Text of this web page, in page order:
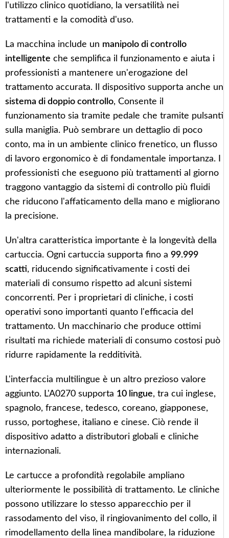
l'utilizzo clinico quotidiano, la versatilità nei
trattamenti e la comodità d'uso.
La macchina include un manipolo di controllo
intelligente che semplifica il funzionamento e aiuta i
professionisti a mantenere un'erogazione del
trattamento accurata. Il dispositivo supporta anche un
sistema di doppio controllo, Consente il
funzionamento sia tramite pedale che tramite pulsanti
sulla maniglia. Può sembrare un dettaglio di poco
conto, ma in un ambiente clinico frenetico, un flusso
di lavoro ergonomico è di fondamentale importanza. I
professionisti che eseguono più trattamenti al giorno
traggono vantaggio da sistemi di controllo più fluidi
che riducono l'affaticamento della mano e migliorano
la precisione.
Un'altra caratteristica importante è la longevità della
cartuccia. Ogni cartuccia supporta fino a 99.999
scatti, riducendo significativamente i costi dei
materiali di consumo rispetto ad alcuni sistemi
concorrenti. Per i proprietari di cliniche, i costi
operativi sono importanti quanto l'efficacia del
trattamento. Un macchinario che produce ottimi
risultati ma richiede materiali di consumo costosi può
ridurre rapidamente la redditività.
L'interfaccia multilingue è un altro prezioso valore
aggiunto. L'A0270 supporta 10 lingue, tra cui inglese,
spagnolo, francese, tedesco, coreano, giapponese,
russo, portoghese, italiano e cinese. Ciò rende il
dispositivo adatto a distributori globali e cliniche
internazionali.
Le cartucce a profondità regolabile ampliano
ulteriormente le possibilità di trattamento. Le cliniche
possono utilizzare lo stesso apparecchio per il
rassodamento del viso, il ringiovanimento del collo, il
rimodellamento della linea mandibolare, la riduzione